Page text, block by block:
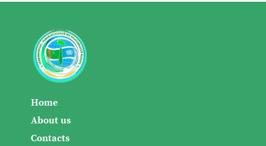
Home
About us
Contacts